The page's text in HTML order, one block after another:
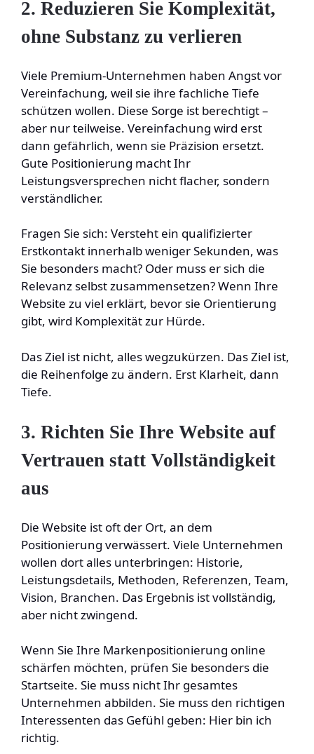
2. Reduzieren Sie Komplexität,
ohne Substanz zu verlieren
Viele Premium-Unternehmen haben Angst vor
Vereinfachung, weil sie ihre fachliche Tiefe
schützen wollen. Diese Sorge ist berechtigt –
aber nur teilweise. Vereinfachung wird erst
dann gefährlich, wenn sie Präzision ersetzt.
Gute Positionierung macht Ihr
Leistungsversprechen nicht flacher, sondern
verständlicher.
Fragen Sie sich: Versteht ein qualifizierter
Erstkontakt innerhalb weniger Sekunden, was
Sie besonders macht? Oder muss er sich die
Relevanz selbst zusammensetzen? Wenn Ihre
Website zu viel erklärt, bevor sie Orientierung
gibt, wird Komplexität zur Hürde.
Das Ziel ist nicht, alles wegzukürzen. Das Ziel ist,
die Reihenfolge zu ändern. Erst Klarheit, dann
Tiefe.
3. Richten Sie Ihre Website auf
Vertrauen statt Vollständigkeit
aus
Die Website ist oft der Ort, an dem
Positionierung verwässert. Viele Unternehmen
wollen dort alles unterbringen: Historie,
Leistungsdetails, Methoden, Referenzen, Team,
Vision, Branchen. Das Ergebnis ist vollständig,
aber nicht zwingend.
Wenn Sie Ihre Markenpositionierung online
schärfen möchten, prüfen Sie besonders die
Startseite. Sie muss nicht Ihr gesamtes
Unternehmen abbilden. Sie muss den richtigen
Interessenten das Gefühl geben: Hier bin ich
richtig.